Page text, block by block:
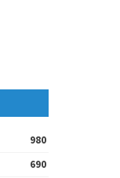
980
690